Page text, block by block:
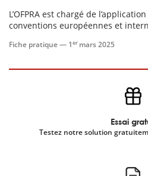
L’OFPRA est chargé de
conventions européennes et
l’admission à la protection
Fiche pratique — 1er mars 2025
Essai
Testez notre solution